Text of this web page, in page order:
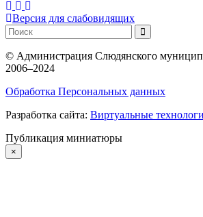
Версия для слабовидящих
© Администрация Слюдянского
2006–2024
Обработка Персональных данных
Разработка сайта: Виртуальные
Публикация миниатюры
×